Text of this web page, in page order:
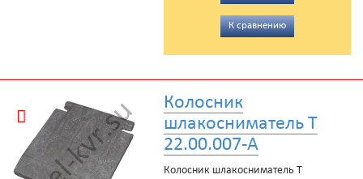
К сравнению
Колосник
шлакосниматель Т
22.00.007-А
Колосник шлакосниматель Т